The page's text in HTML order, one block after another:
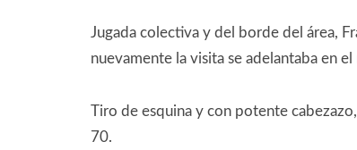
Jugada colectiva y del borde del área,
nuevamente la visita se adelantaba en el
Tiro de esquina y con potente
70.